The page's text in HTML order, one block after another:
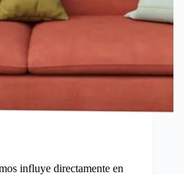
influye directamente en